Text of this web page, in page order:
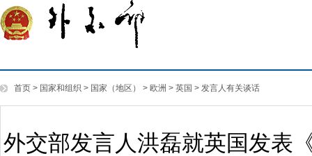
首页 > 国家和组织 > 国家（地区） > 欧洲 > 英国 > 发言人有关谈话
外交部发言人洪磊就英国发表